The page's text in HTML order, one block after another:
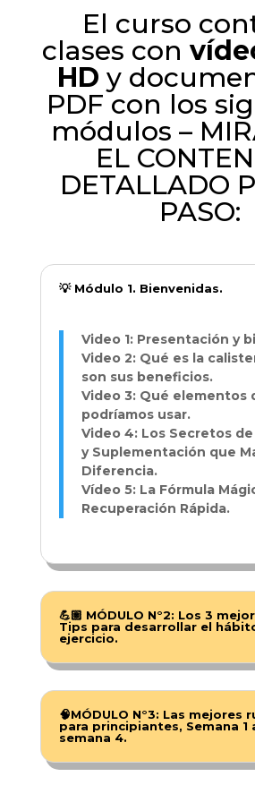
El curso
clases con
HD y
PDF con los
módulos –
EL
DETALLADO
PASO:
💡 Módulo 1. Bienvenidas.
Video 1: Presentación y
Video 2: Qué es la
son sus beneficios.
Video 3: Qué elementos
podríamos usar.
Video 4: Los Secretos
y Suplementación que
Diferencia.
Vídeo 5: La Fórmula
Recuperación Rápida.
💪🏽 MÓDULO N°2: Los 3
Tips para desarrollar el
ejercicio.
🧠MÓDULO N°3: Las mejores
para principiantes, Semana 1
semana 4.